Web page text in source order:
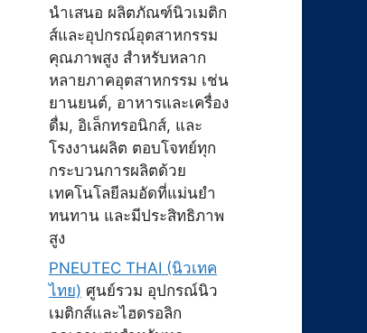
นำเสนอ ผลิตภัณฑ์นิวเมติก
ส์และอุปกรณ์อุตสาหกรรม
คุณภาพสูง สำหรับหลาก
หลายภาคอุตสาหกรรม เช่น
ยานยนต์, อาหารและเครื่อง
ดื่ม, อิเล็กทรอนิกส์, และ
โรงงานผลิต ตอบโจทย์ทุก
กระบวนการผลิตด้วย
เทคโนโลยีลมอัดที่แม่นยำ
ทนทาน และมีประสิทธิภาพ
สูง
PNEUTEC THAI (นิวเทค
ไทย) ศูนย์รวม อุปกรณ์นิว
เมติกส์และไฮดรอลิก